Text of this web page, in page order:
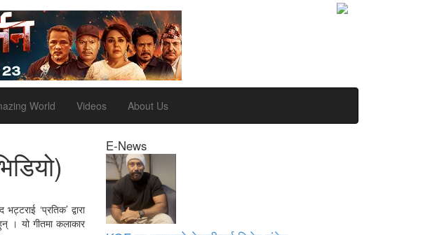
World Videos About Us
‘प्रतिक’ द्वारा
। यो गीतमा कलाकार
E-News